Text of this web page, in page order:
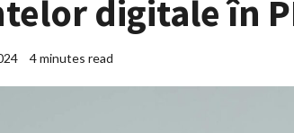
digitale în
4 minutes read